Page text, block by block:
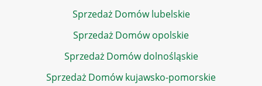
Sprzedaż Domów lubelskie
Sprzedaż Domów opolskie
Sprzedaż Domów dolnośląskie
Sprzedaż Domów kujawsko-pomorskie